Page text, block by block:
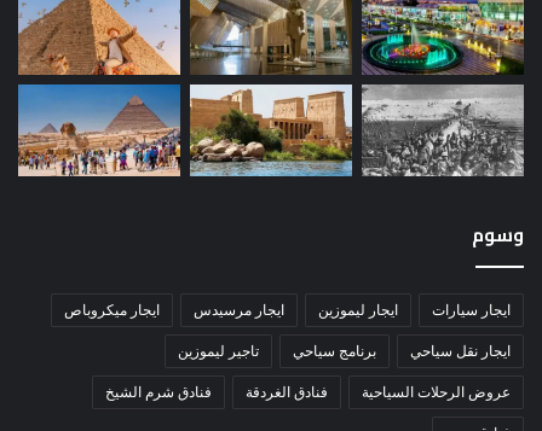
وسوم
ايجار سيارات ايجار ليموزين ايجار مرسيدس ايجار ميكروباص
ايجار نقل سياحي برنامج سياحي تاجير ليموزين
عروض الرحلات السياحية فنادق الغردقة فنادق شرم الشيخ